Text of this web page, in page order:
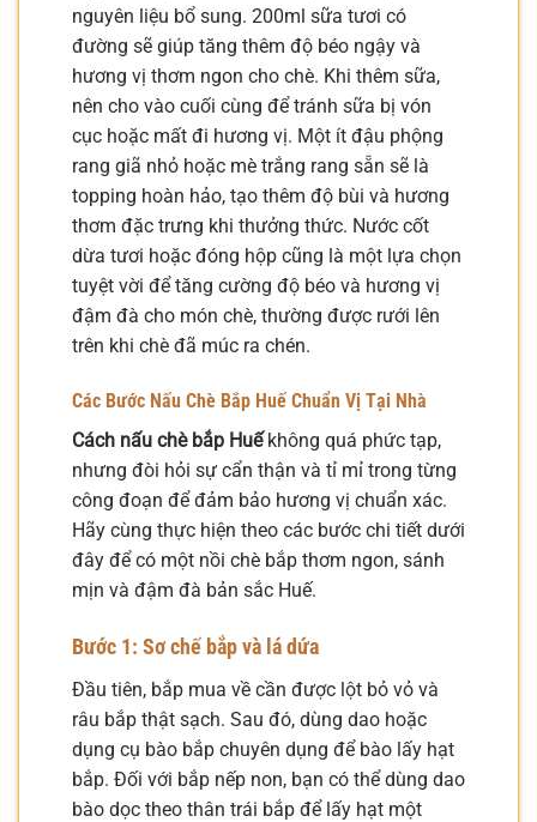
nguyên liệu bổ sung. 200ml sữa tươi có
đường sẽ giúp tăng thêm độ béo ngậy và
hương vị thơm ngon cho chè. Khi thêm sữa,
nên cho vào cuối cùng để tránh sữa bị vón
cục hoặc mất đi hương vị. Một ít đậu phộng
rang giã nhỏ hoặc mè trắng rang sẵn sẽ là
topping hoàn hảo, tạo thêm độ bùi và hương
thơm đặc trưng khi thưởng thức. Nước cốt
dừa tươi hoặc đóng hộp cũng là một lựa chọn
tuyệt vời để tăng cường độ béo và hương vị
đậm đà cho món chè, thường được rưới lên
trên khi chè đã múc ra chén.
Các Bước Nấu Chè Bắp Huế Chuẩn Vị Tại Nhà
Cách nấu chè bắp Huếkhông quá phức tạp,
nhưng đòi hỏi sự cẩn thận và tỉ mỉ trong từng
công đoạn để đảm bảo hương vị chuẩn xác.
Hãy cùng thực hiện theo các bước chi tiết dưới
đây để có một nồi chè bắp thơm ngon, sánh
mịn và đậm đà bản sắc Huế.
Bước 1: Sơ chế bắp và lá dứa
Đầu tiên, bắp mua về cần được lột bỏ vỏ và
râu bắp thật sạch. Sau đó, dùng dao hoặc
dụng cụ bào bắp chuyên dụng để bào lấy hạt
bắp. Đối với bắp nếp non, bạn có thể dùng dao
bào dọc theo thân trái bắp để lấy hạt một